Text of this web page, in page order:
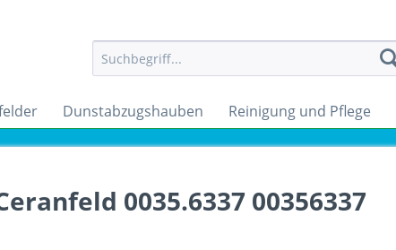
Dunstabzugshauben Reinigung und Pflege
0035.6337 00356337